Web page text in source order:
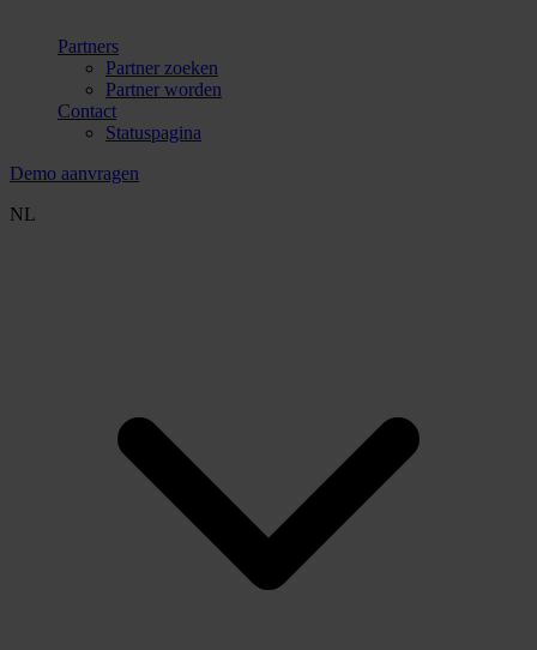
Partners
Partner zoeken
Partner worden
Contact
Statuspagina
Demo aanvragen
NL